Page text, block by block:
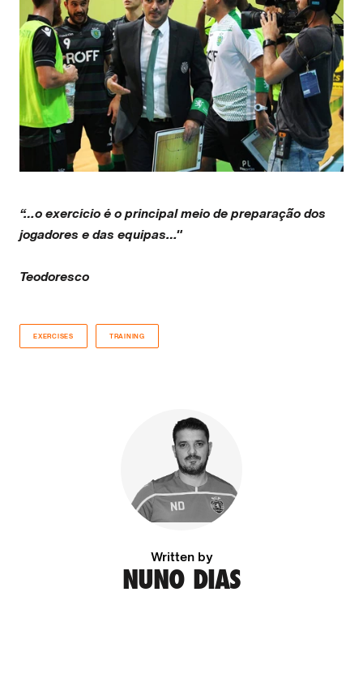
“…o exercício é o principal meio de preparação dos
jogadores e das equipas…"
Teodoresco
EXERCISES TRAINING
Written by
NUNO DIAS